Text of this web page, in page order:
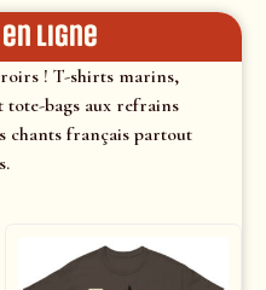
ligne
! T-shirts marins,
tote-bags aux refrains
chants français partout